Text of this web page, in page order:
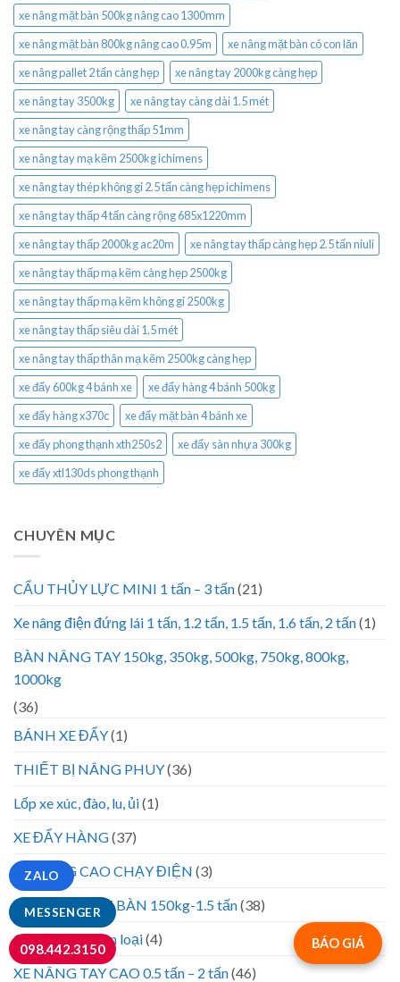
xe nâng mặt bàn 500kg nâng cao 1300mm
xe nâng mặt bàn 800kg nâng cao 0.95m
xe nâng mặt bàn có con lăn
xe nâng pallet 2 tấn càng hẹp
xe nâng tay 2000kg càng hẹp
xe nâng tay 3500kg
xe nâng tay càng dài 1.5 mét
xe nâng tay càng rộng thấp 51mm
xe nâng tay mạ kẽm 2500kg ichimens
xe nâng tay thép không gỉ 2.5 tấn càng hẹp ichimens
xe nâng tay thấp 4 tấn càng rộng 685x1220mm
xe nâng tay thấp 2000kg ac20m
xe nâng tay thấp càng hẹp 2.5 tấn niuli
xe nâng tay thấp mạ kẽm càng hẹp 2500kg
xe nâng tay thấp mạ kẽm không gỉ 2500kg
xe nâng tay thấp siêu dài 1.5 mét
xe nâng tay thấp thân mạ kẽm 2500kg càng hẹp
xe đẩy 600kg 4 bánh xe
xe đẩy hàng 4 bánh 500kg
xe đẩy hàng x370c
xe đẩy mặt bàn 4 bánh xe
xe đẩy phong thạnh xth250s2
xe đẩy sàn nhựa 300kg
xe đẩy xtl130ds phong thạnh
CHUYÊN MỤC
CẨU THỦY LỰC MINI 1 tấn – 3 tấn(21)
Xe nâng điện đứng lái 1 tấn, 1.2 tấn, 1.5 tấn, 1.6 tấn, 2 tấn(1)
BÀN NÂNG TAY 150kg, 350kg, 500kg, 750kg, 800kg,
1000kg
(36)
BÁNH XE ĐẨY(1)
THIẾT BỊ NÂNG PHUY(36)
Lốp xe xúc, đào, lu, ủi(1)
XE ĐẨY HÀNG(37)
XE NÂNG CAO CHẠY ĐIỆN (3)
XE NÂNG MẶT BÀN 150kg-1.5 tấn(38)
Chưa được phân loại(4)
XE NÂNG TAY CAO 0.5 tấn – 2 tấn(46)
BÁO GIÁ
MESSENGER
ZALO
098.442.3150